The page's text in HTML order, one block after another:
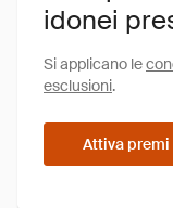
idonei
Si applicano le
esclusioni.
Attiva premi